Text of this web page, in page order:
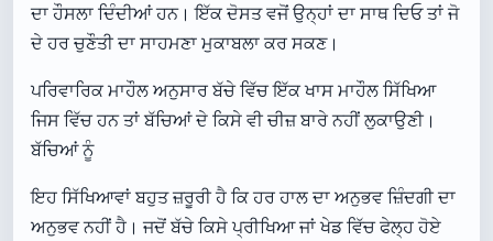
ਦਾ ਹੌਸਲਾ ਦਿੰਦੀਆਂ ਹਨ। ਇੱਕ ਦੋਸਤ ਵਜੋਂ ਉਨ੍ਹਾਂ ਦਾ ਸਾਥ ਦਿਓ ਤਾਂ ਜੋ
ਦੇ ਹਰ ਚੁਣੌਤੀ ਦਾ ਸਾਹਮਣਾ ਮੁਕਾਬਲਾ ਕਰ ਸਕਣ।
ਪਰਿਵਾਰਿਕ ਮਾਹੌਲ ਅਨੁਸਾਰ ਬੱਚੇ ਵਿੱਚ ਇੱਕ ਖਾਸ ਮਾਹੌਲ ਸਿੱਖਿਆ
ਜਿਸ ਵਿੱਚ ਹਨ ਤਾਂ ਬੱਚਿਆਂ ਦੇ ਕਿਸੇ ਵੀ ਚੀਜ਼ ਬਾਰੇ ਨਹੀਂ ਲੁਕਾਉਣੀ।
ਬੱਚਿਆਂ ਨੂੰ
ਇਹ ਸਿੱਖਿਆਵਾਂ ਬਹੁਤ ਜ਼ਰੂਰੀ ਹੈ ਕਿ ਹਰ ਹਾਲ ਦਾ ਅਨੁਭਵ ਜ਼ਿੰਦਗੀ ਦਾ
ਅਨੁਭਵ ਨਹੀਂ ਹੈ। ਜਦੋਂ ਬੱਚੇ ਕਿਸੇ ਪ੍ਰੀਖਿਆ ਜਾਂ ਖੇਡ ਵਿੱਚ ਫੇਲ੍ਹ ਹੋਏ